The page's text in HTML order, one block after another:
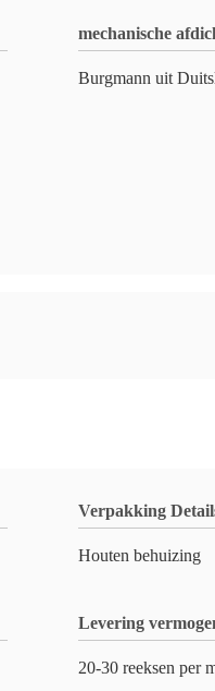
mechanische
Burgmann uit
Verpakking
Houten behuizing
Levering
20-30 reeksen per